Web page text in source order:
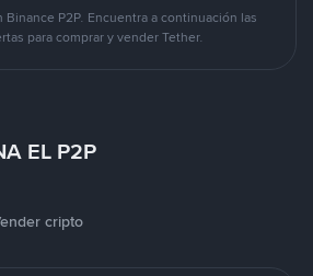
Binance P2P. Encuentra a continuación las
para comprar y vender Tether.
EL P2P
cripto